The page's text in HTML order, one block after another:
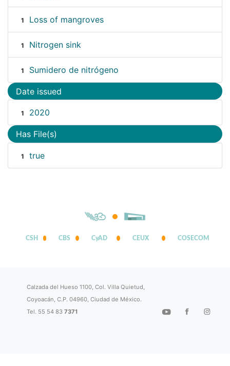
1 Loss of mangroves
1 Nitrogen sink
1 Sumidero de nitrógeno
Date issued
1 2020
Has File(s)
1 true
CSH CBS CyAD CEUX COSECOM
Calzada del Hueso 1100, Col. Villa Quietud,
Coyoacán, C.P. 04960, Ciudad de México.
Tel. 55 54 837371